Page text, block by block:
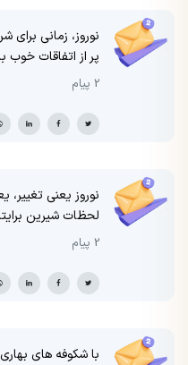
نوروز، زمانی
پر از اتفاقات خوب
2 پیام
نوروز یعنی
لحظات شیرین
2 پیام
با شکوفه های